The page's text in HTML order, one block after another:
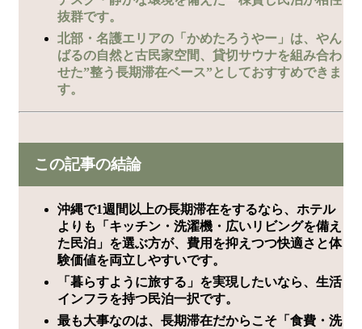
抜群です。
北部・名護エリアの「かめたろうやー」は、やん
ばるの自然と古民家空間、貸切サウナを組み合わ
せた”整う長期滞在ベース”としておすすめできま
す。
この記事の結論
沖縄で1週間以上の長期滞在をするなら、ホテル
よりも「キッチン・洗濯機・広いリビングを備え
た民泊」を選ぶ方が、費用を抑えつつ快適さと体
験価値を両立しやすいです。
「暮らすように旅する」を実現したいなら、生活
インフラを持つ民泊一択です。
最も大事なのは、長期滞在だからこそ「食費・洗